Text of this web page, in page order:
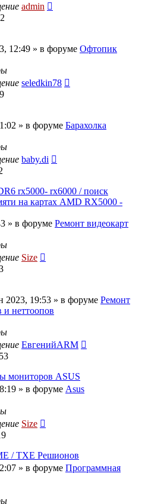
admin
12:49 » в форуме Офтопик
seledkin78
» в форуме Барахолка
baby.di
rx5000- rx6000 / поиск
на картах AMD RX5000 -
» в форуме Ремонт видеокарт
Size
2023, 19:53 » в форуме Ремонт
и неттоопов
ЕвгенийARM
мониторов ASUS
» в форуме Asus
Size
/ TXE Решионов
» в форуме Программная